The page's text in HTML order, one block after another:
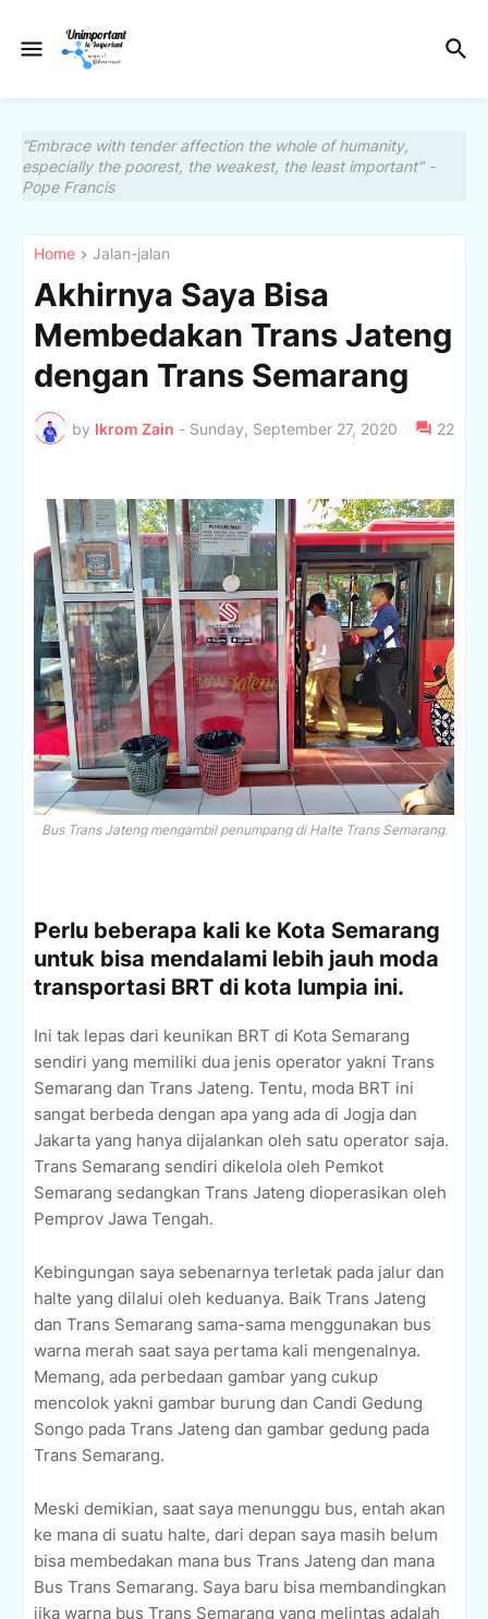
“Embrace with tender affection the whole of humanity,
especially the poorest, the weakest, the least important" -
Pope Francis
Home Jalan-jalan
Akhirnya Saya Bisa
Membedakan Trans Jateng
dengan Trans Semarang
by Ikrom Zain - Sunday, September 27, 2020 22
Bus Trans Jateng mengambil penumpang di Halte Trans Semarang.
Perlu beberapa kali ke Kota Semarang
untuk bisa mendalami lebih jauh moda
transportasi BRT di kota lumpia ini.
Ini tak lepas dari keunikan BRT di Kota Semarang
sendiri yang memiliki dua jenis operator yakni Trans
Semarang dan Trans Jateng. Tentu, moda BRT ini
sangat berbeda dengan apa yang ada di Jogja dan
Jakarta yang hanya dijalankan oleh satu operator saja.
Trans Semarang sendiri dikelola oleh Pemkot
Semarang sedangkan Trans Jateng dioperasikan oleh
Pemprov Jawa Tengah.
Kebingungan saya sebenarnya terletak pada jalur dan
halte yang dilalui oleh keduanya. Baik Trans Jateng
dan Trans Semarang sama-sama menggunakan bus
warna merah saat saya pertama kali mengenalnya.
Memang, ada perbedaan gambar yang cukup
mencolok yakni gambar burung dan Candi Gedung
Songo pada Trans Jateng dan gambar gedung pada
Trans Semarang.
Meski demikian, saat saya menunggu bus, entah akan
ke mana di suatu halte, dari depan saya masih belum
bisa membedakan mana bus Trans Jateng dan mana
Bus Trans Semarang. Saya baru bisa membandingkan
jika warna bus Trans Semarang yang melintas adalah